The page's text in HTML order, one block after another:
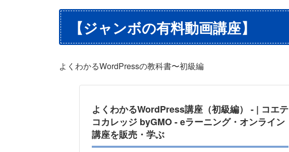
【ジャンボの有料動画講座】
よくわかるWordPressの教科書〜初級編
よくわかるWordPress講座（初級編） - | コエテ
コカレッジ byGMO - eラーニング・オンライン
講座を販売・学ぶ